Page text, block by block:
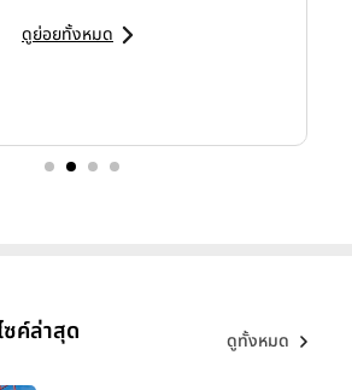
ดูย่อยทั้งหมด
ค์ล่าสุด ดูทั้งหมด